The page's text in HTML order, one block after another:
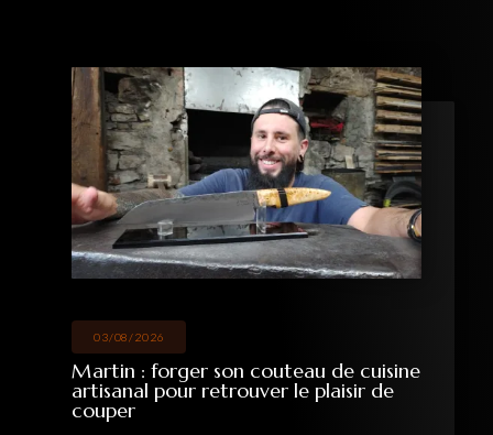
03/08/2026
Martin : forger son couteau de cuisine
artisanal pour retrouver le plaisir de
couper